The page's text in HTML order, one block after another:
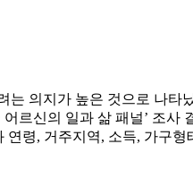
의지가 높은 것으로 나타
르신의 일과 삶 패널’ 조사
령, 거주지역, 소득, 가구형